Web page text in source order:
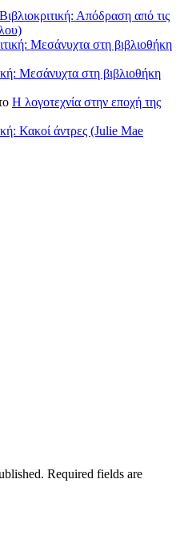
Βιβλιοκριτική: Απόδραση από τις
Μεσάνυχτα στη βιβλιοθήκη
Μεσάνυχτα στη βιβλιοθήκη
Η λογοτεχνία στην εποχή της
Κακοί άντρες (Julie Mae
Required fields are